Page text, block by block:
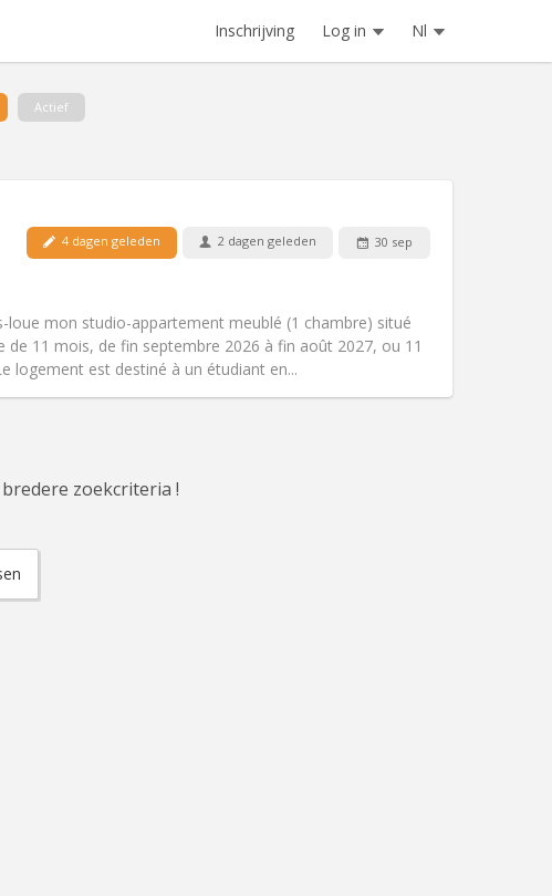
Inschrijving Log in Nl
Actief
4 dagen geleden 2 dagen geleden 30 sep
loue mon studio-appartement meublé (1 chambre) situé
de 11 mois, de fin septembre 2026 à fin août 2027, ou 11
logement est destiné à un étudiant en...
Andere
Sfeer:Ernstig, hartelijk, rustig
Huisdieren:
zoekcriteria !